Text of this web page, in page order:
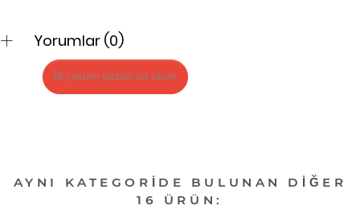
Yorumlar (0)
İlk yorum yazan siz olun!
AYNI KATEGORIDE BULUNAN DIĞER
16 ÜRÜN: